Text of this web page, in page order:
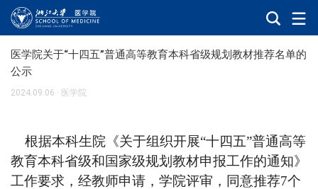
医学院关于“十四五”普通高等教育本科省级规划教材推荐名单的
公示
2024.09.06 · 医学院
根据本科生院《关于组织开展“十四五”普通高等
教育本科省级和国家级规划教材申报工作的通知》
工作要求， 经教师申请，学院评审，同意推荐7个